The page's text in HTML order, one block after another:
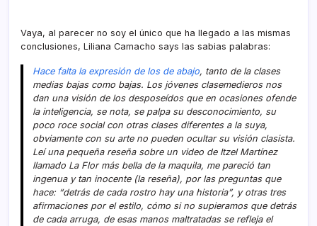
Vaya, al parecer no soy el único que ha llegado a las mismas
conclusiones, Liliana Camacho says las sabias palabras:
Hace falta la expresión de los de abajo, tanto de la clases
medias bajas como bajas. Los jóvenes clasemedieros nos
dan una visión de los desposeí­dos que en ocasiones ofende
la inteligencia, se nota, se palpa su desconocimiento, su
poco roce social con otras clases diferentes a la suya,
obviamente con su arte no pueden ocultar su visión clasista.
Leí­ una pequeña reseña sobre un video de Itzel Martí­nez
llamado La Flor más bella de la maquila, me pareció tan
ingenua y tan inocente (la reseña), por las preguntas que
hace: “detrás de cada rostro hay una historia”, y otras tres
afirmaciones por el estilo, cómo si no supieramos que detrás
de cada arruga, de esas manos maltratadas se refleja el